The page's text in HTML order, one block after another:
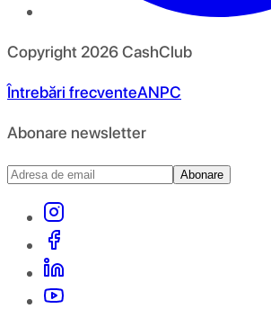
Copyright 2026CashClub
Întrebări frecventeANPC
Abonare newsletter
Abonare